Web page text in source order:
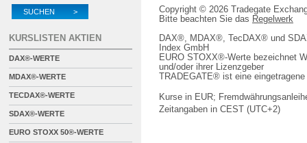
Copyright © 2026 Tradegate
Bitte beachten Sie das Regelwerk
DAX®, MDAX®, TecDAX® und
Index GmbH
EURO STOXX®-Werte bezeichnet
und/oder ihrer Lizenzgeber
TRADEGATE® ist eine
Kurse in EUR;
Zeitangaben in CEST (UTC+2)
SUCHEN >
KURSLISTEN AKTIEN
DAX®-WERTE
MDAX®-WERTE
TECDAX®-WERTE
SDAX®-WERTE
EURO STOXX 50®-WERTE